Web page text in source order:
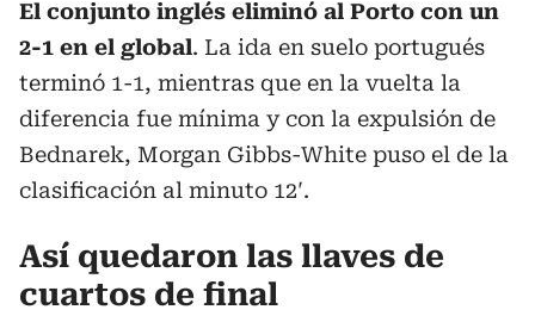
El conjunto inglés eliminó al Porto con un
2-1 en el global. La ida en suelo portugués
terminó 1-1, mientras que en la vuelta la
diferencia fue mínima y con la expulsión de
Bednarek, Morgan Gibbs-White puso el de la
clasificación al minuto 12′.
Así quedaron las llaves de
cuartos de final